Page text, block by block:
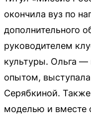
окончила вуз по
дополнительного
руководителем
культуры. Ольга —
опытом,
Серябкиной.
моделью и вместе